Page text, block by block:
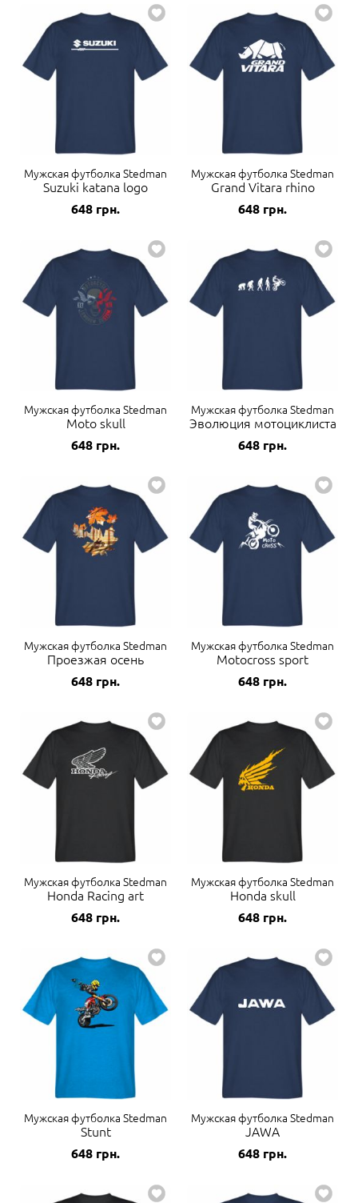
Мужская футболка Stedman
Suzuki katana logo
648 грн.
Мужская футболка Stedman
Grand Vitara rhino
648 грн.
Мужская футболка Stedman
Moto skull
648 грн.
Мужская футболка Stedman
Эволюция мотоциклиста
648 грн.
Мужская футболка Stedman
Проезжая осень
648 грн.
Мужская футболка Stedman
Motocross sport
648 грн.
Мужская футболка Stedman
Honda Racing art
648 грн.
Мужская футболка Stedman
Honda skull
648 грн.
Мужская футболка Stedman
Stunt
648 грн.
Мужская футболка Stedman
JAWA
648 грн.